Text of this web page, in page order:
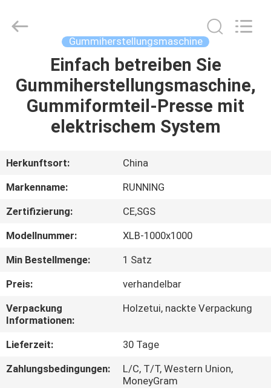
PRODUKTE
UNS
AUSFLUG
QUALITÄTSKONTROLLE
TRETEN
SIE
MIT
UNS
CO.,LTD.
Gummiherstellungsmaschine
Einfach betreiben Sie
Gummiherstellungsmaschine,
Gummiformteil-Presse mit
elektrischem System
Herkunftsort:
China
Markenname:
RUNNING
Zertifizierung:
CE,SGS
Modellnummer:
XLB-1000x1000
Min Bestellmenge:
1 Satz
Preis:
verhandelbar
Verpackung
Informationen:
Holzetui, nackte Verpackung
Lieferzeit:
30 Tage
Zahlungsbedingungen:
L/C, T/T, Western Union,
MoneyGram